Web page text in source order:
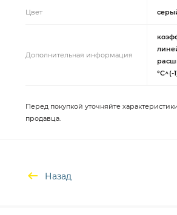
Цвет
Дополнительная информация
°C^(-
Перед покупкой уточняйте
продавца.
Назад